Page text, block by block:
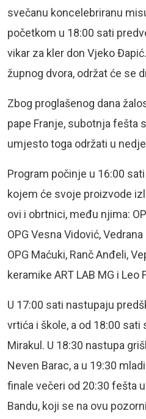
svečanu koncelebriranu
početkom u 18:00 sati
vikar za kler don Vjeko
župnog dvora, održat će se
Zbog proglašenog dana
pape Franje, subotnja fešta
umjesto toga održati u
Program počinje u 16:00
kojem će svoje proizvode
ovi i obrtnici, među njima:
OPG Vesna Vidović,
OPG Maćuki, Ranč Anđeli,
keramike ART LAB MG i Leo
U 17:00 sati nastupaju
vrtića i škole, a od 18:00
Mirakul. U 18:30 nastupa
Neven Barac, a u 19:30
finale večeri od 20:30 fešta
Bandu, koji se na ovu